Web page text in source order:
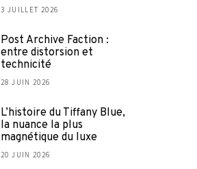
3 JUILLET 2026
Post Archive Faction :
entre distorsion et
technicité
28 JUIN 2026
L’histoire du Tiffany Blue,
la nuance la plus
magnétique du luxe
20 JUIN 2026